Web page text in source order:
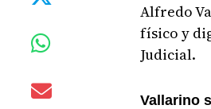
Alfredo
físico y
Judicial.
Vallarino